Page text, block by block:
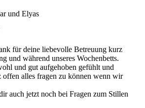
und Elyas
für deine liebevolle Betreuung kurz
und während unseres Wochenbetts.
und gut aufgehoben gefühlt und
offen alles fragen zu können wenn wir
auch jetzt noch bei Fragen zum Stillen